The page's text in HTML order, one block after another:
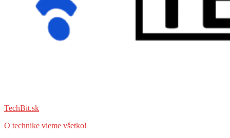
TechBit.sk
O technike vieme všetko!